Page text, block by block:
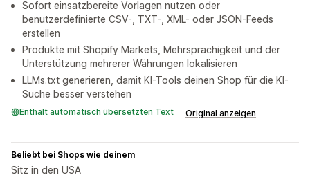
Sofort einsatzbereite Vorlagen nutzen oder
benutzerdefinierte CSV-, TXT-, XML- oder JSON-Feeds
erstellen
Produkte mit Shopify Markets, Mehrsprachigkeit und der
Unterstützung mehrerer Währungen lokalisieren
LLMs.txt generieren, damit KI-Tools deinen Shop für die KI-
Suche besser verstehen
Enthält automatisch übersetzten Text Original anzeigen
Beliebt bei Shops wie deinem
Sitz in den USA